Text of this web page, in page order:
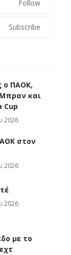
Follow
Subscribe
ο ΠΑΟΚ,
και
Cup
2026
στον
2026
2026
με το